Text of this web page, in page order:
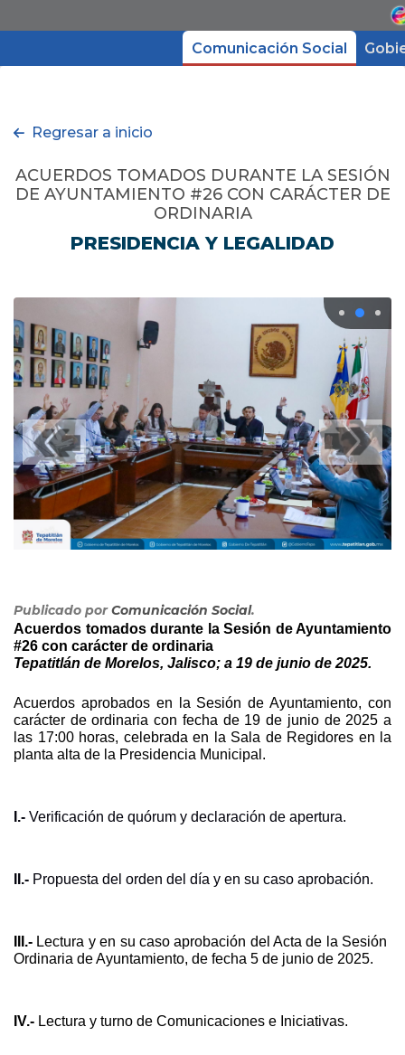
Comunicación Social
Directorio
Trámites y Servicios
Micrositios
Regresar a inicio
ACUERDOS TOMADOS DURANTE LA SESIÓN
DE AYUNTAMIENTO #26 CON CARÁCTER DE
ORDINARIA
PRESIDENCIA Y LEGALIDAD
Publicado porComunicación Social.
Acuerdos tomados durante la Sesión de Ayuntamiento
#26 con carácter de ordinaria
Tepatitlán de Morelos, Jalisco; a 19 de junio de 2025.
Acuerdos aprobados en la Sesión de Ayuntamiento, con
carácter de ordinaria con fecha de 19 de junio de 2025 a
las 17:00 horas, celebrada en la Sala de Regidores en la
planta alta de la Presidencia Municipal.
I.- Verificación de quórum y declaración de apertura.
II.- Propuesta del orden del día y en su caso aprobación.
III.- Lectura y en su caso aprobación del Acta de la Sesión
Ordinaria de Ayuntamiento, de fecha 5 de junio de 2025.
IV.- Lectura y turno de Comunicaciones e Iniciativas.